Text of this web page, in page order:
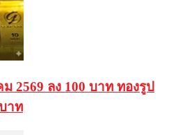
2569 ลง 100 บาท ทองรูป
าท